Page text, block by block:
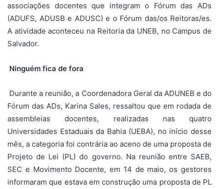
associações docentes que integram o Fórum das ADs
(ADUFS, ADUSB e ADUSC) e o Fórum das/os Reitoras/es.
A atividade aconteceu na Reitoria da UNEB, no Campus de
Salvador.
Ninguém fica de fora
Durante a reunião, a Coordenadora Geral da ADUNEB e do
Fórum das ADs, Karina Sales, ressaltou que em rodada de
assembleias docentes, realizadas nas quatro
Universidades Estaduais da Bahia (UEBA), no início desse
mês, a categoria foi contrária ao aceno de uma proposta de
Projeto de Lei (PL) do governo. Na reunião entre SAEB,
SEC e Movimento Docente, em 14 de maio, os gestores
informaram que estava em construção uma proposta de PL